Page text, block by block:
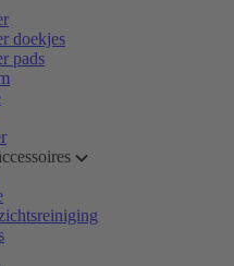
doekjes
pads